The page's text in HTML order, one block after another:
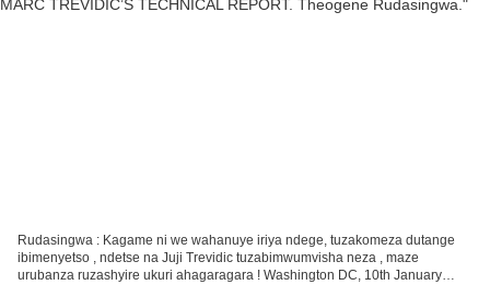
Rudasingwa : Kagame ni we wahanuye iriya ndege, tuzakomeza dutange
ibimenyetso , ndetse na Juji Trevidic tuzabimwumvisha neza , maze
urubanza ruzashyire ukuri ahagaragara ! Washington DC, 10th January